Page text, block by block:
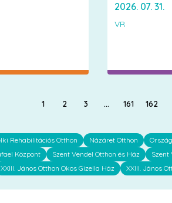
2026. 07. 31.
VR
1 2 3 … 161 162
Rehabilitációs Otthon Názáret Otthon
Központ Szent Vendel Otthon és Ház Szent
XXIII. János Otthon Okos Gizella Ház XXIII. János